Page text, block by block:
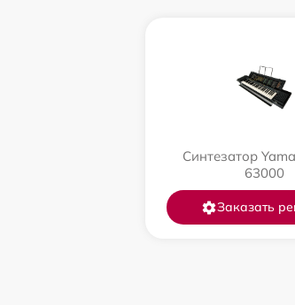
Синтезатор
63000
Заказать